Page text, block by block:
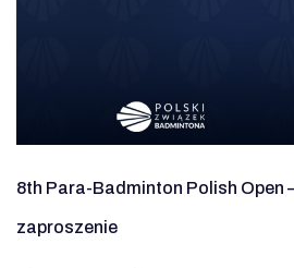
8th Para-Badminton Polish Open
zaproszenie